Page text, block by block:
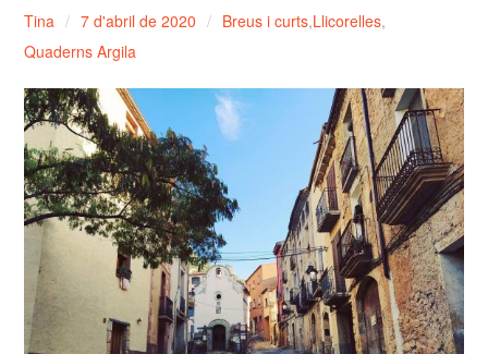
LLICORELLES
TAPÀS
ÍNDEX
ÚLTIM
Tina 7 d'abril de 2020 Breus i curts,Llicorelles,
Quaderns Argila